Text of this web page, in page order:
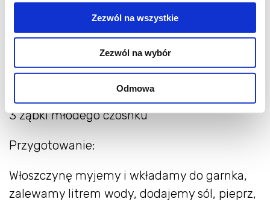
Zezwól na wszystkie
Zezwól na wybór
Odmowa
oliwa z oliwek lub masło ( 2 łyżki)
szczypta cynamonu
3 ząbki młodego czosnku
Przygotowanie:
Włoszczynę myjemy i wkładamy do garnka,
zalewamy litrem wody, dodajemy sól, pieprz,